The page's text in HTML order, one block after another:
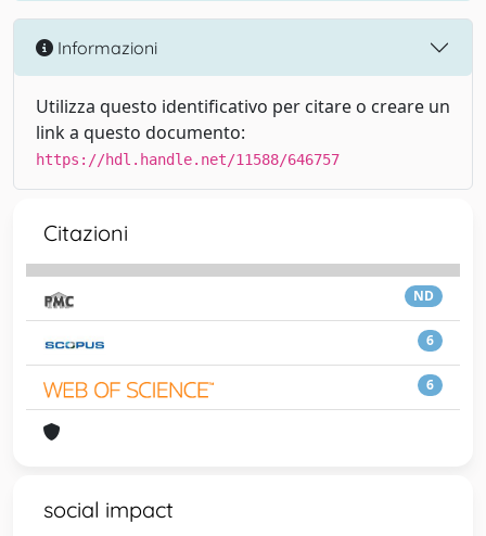
Informazioni
Utilizza questo identificativo per citare o creare un
link a questo documento:
https://hdl.handle.net/11588/646757
Citazioni
ND
6
6
social impact